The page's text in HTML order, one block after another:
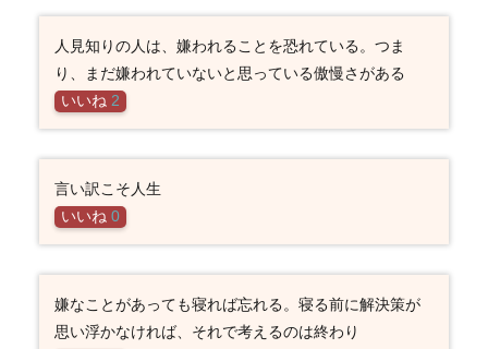
人見知りの人は、嫌われることを恐れている。つま
り、まだ嫌われていないと思っている傲慢さがある
いいね 2
言い訳こそ人生
いいね 0
嫌なことがあっても寝れば忘れる。寝る前に解決策が
思い浮かなければ、それで考えるのは終わり